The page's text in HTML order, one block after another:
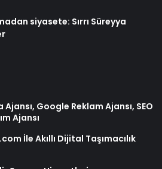
siyasete: Sırrı Süreyya
Google Reklam Ajansı, SEO
Ajansı
İle Akıllı Dijital Taşımacılık